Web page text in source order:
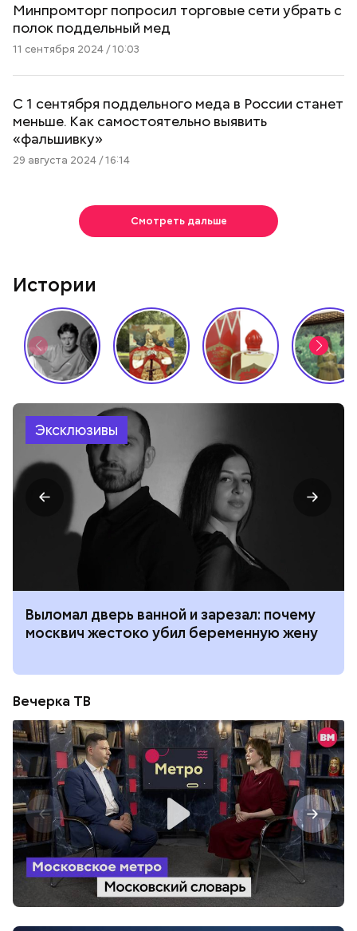
Минпромторг попросил торговые сети убрать с
полок поддельный мед
11 сентября 2024 / 10:03
С 1 сентября поддельного меда в России станет
меньше. Как самостоятельно выявить
«фальшивку»
29 августа 2024 / 16:14
Смотреть дальше
Истории
Эксклюзивы
Выломал дверь ванной и зарезал: почему
москвич жестоко убил беременную жену
Вечерка ТВ